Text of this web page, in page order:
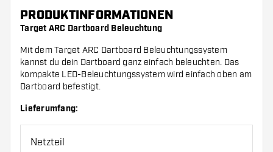
PRODUKTINFORMATIONEN
Target ARC Dartboard Beleuchtung
Mit dem Target ARC Dartboard Beleuchtungssystem
kannst du dein Dartboard ganz einfach beleuchten. Das
kompakte LED-Beleuchtungssystem wird einfach oben am
Dartboard befestigt.
Lieferumfang:
Netzteil